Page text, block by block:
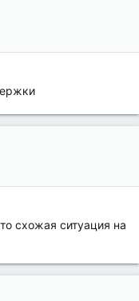
схожая ситуация на